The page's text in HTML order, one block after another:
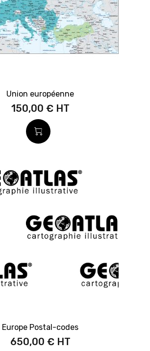
Union européenne
150,00 €
Europe Postal-codes
650,00 €